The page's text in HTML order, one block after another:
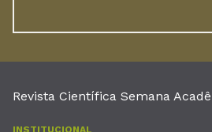
Revista Científica Semana
INSTITUCIONAL